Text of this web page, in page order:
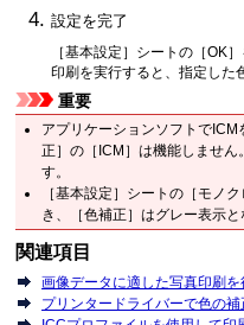
設定を完了
［基本設定］ シートの ［OK］
印刷を実行すると、指定した
重要
アプリケーションソフトでICM
正］の ［ICM］は機能しません。
す。
［基本設定］ シートの ［モノク
き、
［色補正］はグレー表示と
関連項目
画像データに適した写真印刷を
プリンタードライバーで色の補